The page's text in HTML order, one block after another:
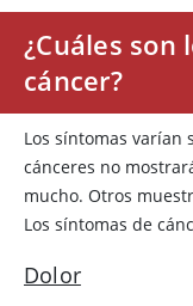
¿Cuáles son
cáncer?
Los síntomas varían
cánceres no
mucho. Otros
Los síntomas de
Dolor